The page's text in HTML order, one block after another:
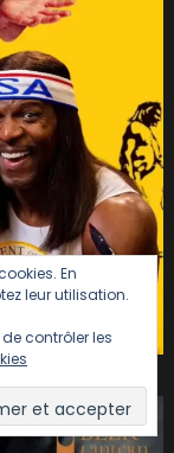
En
leur utilisation.
contrôler les